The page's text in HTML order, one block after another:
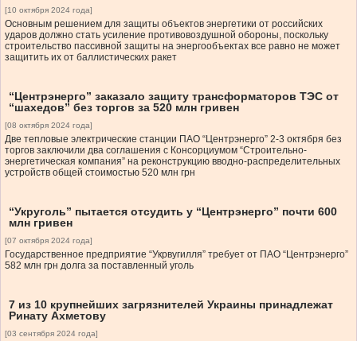
[10 октября 2024 года]
Основным решением для защиты объектов энергетики от российских
ударов должно стать усиление противовоздушной обороны, поскольку
строительство пассивной защиты на энергообъектах все равно не может
защитить их от баллистических ракет
“Центрэнерго” заказало защиту трансформаторов ТЭС от
“шахедов” без торгов за 520 млн гривен
[08 октября 2024 года]
Две тепловые электрические станции ПАО “Центрэнерго” 2-3 октября без
торгов заключили два соглашения с Консорциумом “Строительно-
энергетическая компания” на реконструкцию вводно-распределительных
устройств общей стоимостью 520 млн грн
“Укруголь” пытается отсудить у “Центрэнерго” почти 600
млн гривен
[07 октября 2024 года]
Государственное предприятие “Укрвугилля” требует от ПАО “Центрэнерго”
582 млн грн долга за поставленный уголь
7 из 10 крупнейших загрязнителей Украины принадлежат
Ринату Ахметову
[03 сентября 2024 года]